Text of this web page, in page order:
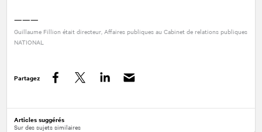
———
Guillaume Fillion était directeur, Affaires publiques au Cabinet de relations publiques
NATIONAL
Partagez
Articles suggérés
Sur des sujets similaires